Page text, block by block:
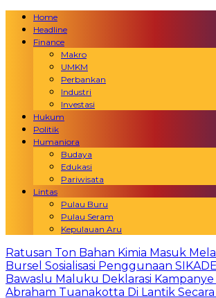
Home
Headline
Finance
Makro
UMKM
Perbankan
Industri
Investasi
Hukum
Politik
Humaniora
Budaya
Edukasi
Pariwisata
Lintas
Pulau Buru
Pulau Seram
Kepulauan Aru
Ratusan Ton Bahan Kimia Masuk
Bursel Sosialisasi Penggunaan
Bawaslu Maluku Deklarasi Kampanye
Abraham Tuanakotta Di Lantik